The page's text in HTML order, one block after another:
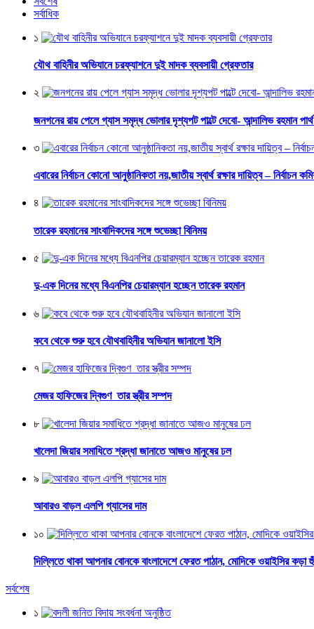
সর্বাধিক
১
যৌথ বাহিনীর অভিযানে চরফ্যাশনে দুই মাদক ব্যবসায়ী গ্রেফতার
২
জনগনের রায় পেলে গ্যাস সমৃদ্ধ ভোলার দৃশ্যপট পাল্টে দেবো- আন্দালিভ রহমান পার্থ
৩
এবারের নির্বাচন কোনো আনুষ্ঠানিকতা নয়,জাতীয় স্বার্থ রক্ষার দায়িত্ব – নির্বাচন
৪
তারেক রহমানের সাংবাদিকদের সঙ্গে শুভেচ্ছা বিনিময়
৫
দু-এক দিনের মধ্যে বিএনপির চেয়ারম্যান হচ্ছেন তারেক রহমান
৬
কবে থেকে শুরু হবে যৌথবাহিনীর অভিযান জানালো ইসি
৭
মেজর হাফিজের দ্বিগুণ তার স্ত্রীর সম্পদ
৮
খালেদা জিয়ার সমাধিতে শ্রদ্ধা জানাতে আজও মানুষের ঢল
৯
আবারও বাড়ল এলপি গ্যাসের দাম
১০
দিল্লিতে থাকা আপনার বোনকে বাংলাদেশে ফেরত পাঠান, মোদিকে ওয়াইসির কড়া
সর্বশেষ
১